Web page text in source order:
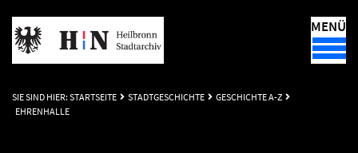
MENÜ
SIE SIND HIER: STARTSEITE STADTGESCHICHTE
GESCHICHTE A-Z
EHRENHALLE